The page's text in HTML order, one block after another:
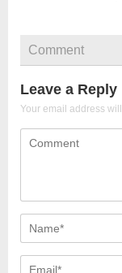
Comment
Leave a Reply
Your email address